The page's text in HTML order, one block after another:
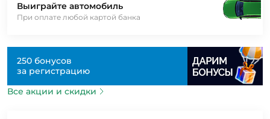
Выиграйте автомобиль
При оплате любой картой банка
250 бонусов
за регистрацию
Все акции и скидки